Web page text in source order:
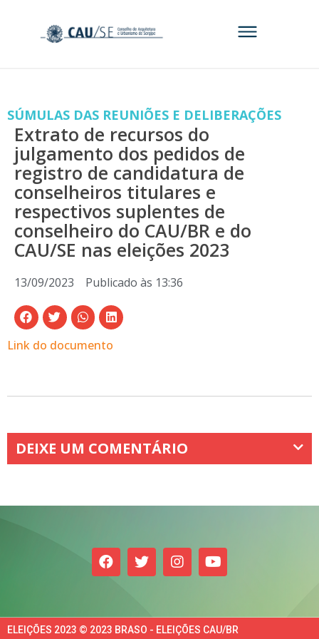
SÚMULAS DAS REUNIÕES E DELIBERAÇÕES
Extrato de recursos do
julgamento dos pedidos de
registro de candidatura de
conselheiros titulares e
respectivos suplentes de
conselheiro do CAU/BR e do
CAU/SE nas eleições 2023
13/09/2023 Publicado às 13:36
Link do documento
DEIXE UM COMENTÁRIO
ELEIÇÕES 2023 © 2023 BRASO - ELEIÇÕES CAU/BR